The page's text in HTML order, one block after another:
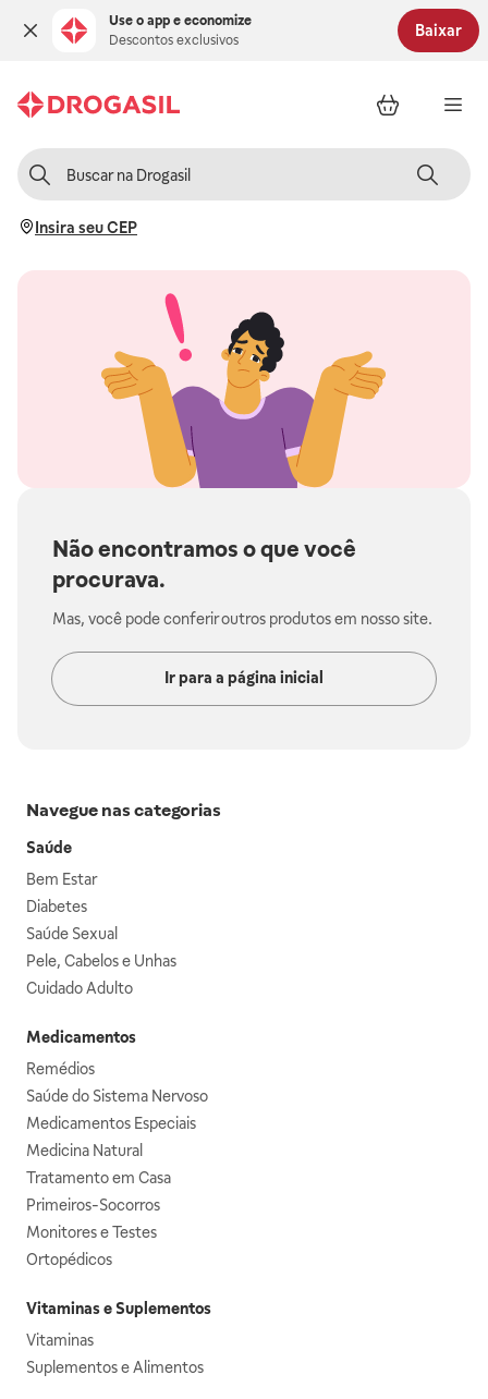
Use o app e economize
Descontos exclusivos
Baixar
Insira seu CEP
Não encontramos o que você
procurava.
Mas, você pode conferir outros produtos em nosso site.
Ir para a página inicial
Navegue nas categorias
Saúde
Bem Estar
Diabetes
Saúde Sexual
Pele, Cabelos e Unhas
Cuidado Adulto
Medicamentos
Remédios
Saúde do Sistema Nervoso
Medicamentos Especiais
Medicina Natural
Tratamento em Casa
Primeiros-Socorros
Monitores e Testes
Ortopédicos
Vitaminas e Suplementos
Vitaminas
Suplementos e Alimentos